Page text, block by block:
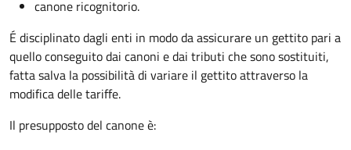
canone ricognitorio.
É disciplinato dagli enti in modo da assicurare un gettito pari a
quello conseguito dai canoni e dai tributi che sono sostituiti,
fatta salva la possibilità di variare il gettito attraverso la
modifica delle tariffe.
Il presupposto del canone è: